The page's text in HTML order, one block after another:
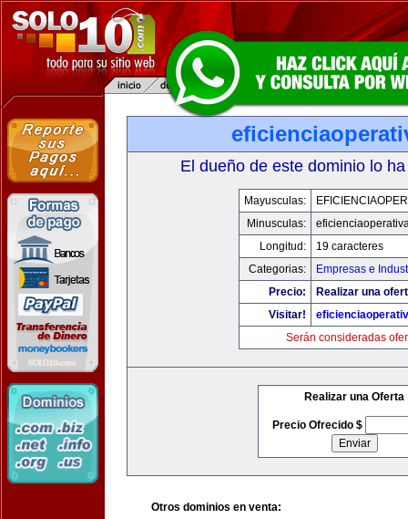
El dueño de este dominio lo
Mayusculas:
Minusculas:
Longitud:
19 caracteres
Categorias:
Empresas e
Precio:
Realizar una
Visitar!
Serán consideradas
Realizar una Oferta
Precio Ofrecido $
Otros dominios en venta: